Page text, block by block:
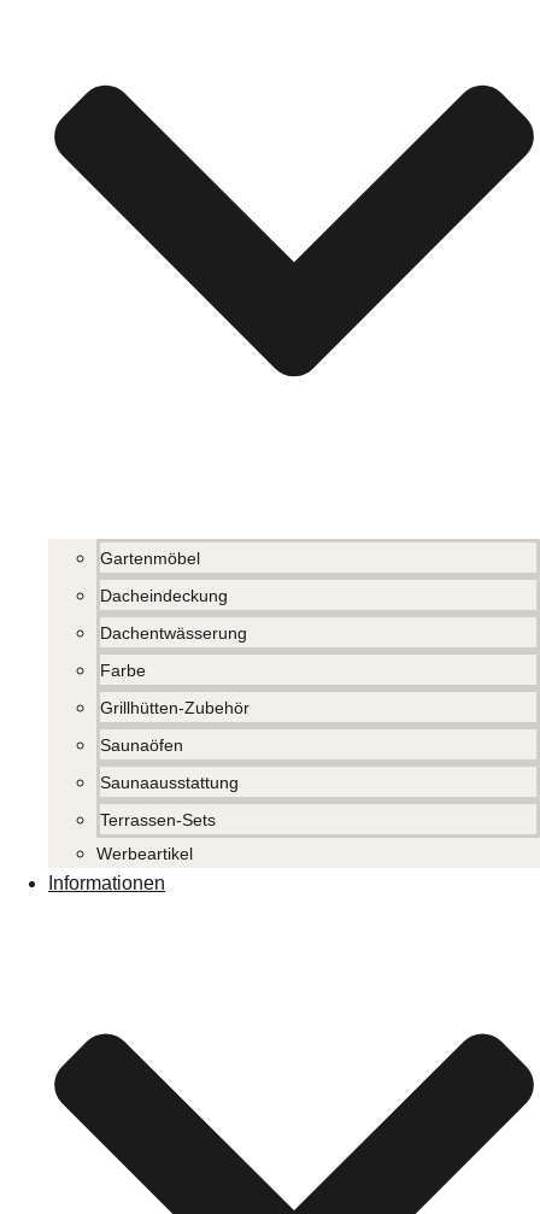
Gartenmöbel
Dacheindeckung
Dachentwässerung
Farbe
Grillhütten-Zubehör
Saunaöfen
Saunaausstattung
Terrassen-Sets
Werbeartikel
Informationen